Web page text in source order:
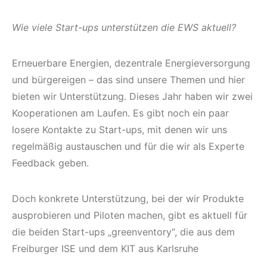
Wie viele Start-ups unterstützen die EWS aktuell?
Erneuerbare Energien, dezentrale Energieversorgung
und bürgereigen – das sind unsere Themen und hier
bieten wir Unterstützung. Dieses Jahr haben wir zwei
Kooperationen am Laufen. Es gibt noch ein paar
losere Kontakte zu Start-ups, mit denen wir uns
regelmäßig austauschen und für die wir als Experte
Feedback geben.
Doch konkrete Unterstützung, bei der wir Produkte
ausprobieren und Piloten machen, gibt es aktuell für
die beiden Start-ups „greenventory“, die aus dem
Freiburger ISE und dem KIT aus Karlsruhe